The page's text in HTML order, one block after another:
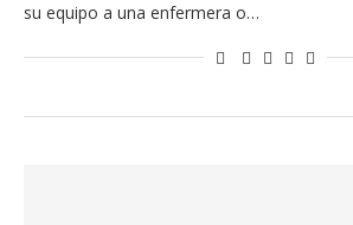
su equipo a una enfermera o…